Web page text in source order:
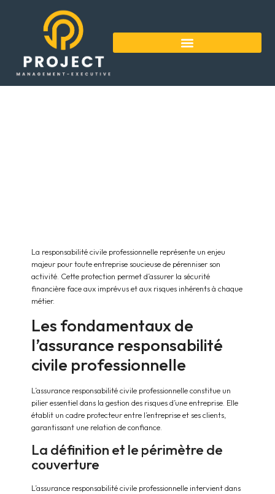
La responsabilité civile professionnelle représente un enjeu
majeur pour toute entreprise soucieuse de pérenniser son
activité. Cette protection permet d’assurer la sécurité
financière face aux imprévus et aux risques inhérents à chaque
métier.
Les fondamentaux de
l’assurance responsabilité
civile professionnelle
L’assurance responsabilité civile professionnelle constitue un
pilier essentiel dans la gestion des risques d’une entreprise. Elle
établit un cadre protecteur entre l’entreprise et ses clients,
garantissant une relation de confiance.
La définition et le périmètre de
couverture
L’assurance responsabilité civile professionnelle intervient dans